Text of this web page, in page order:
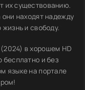
их существованию.
находят надежду
и свободу.
в хорошем HD
бесплатно и без
языке на портале